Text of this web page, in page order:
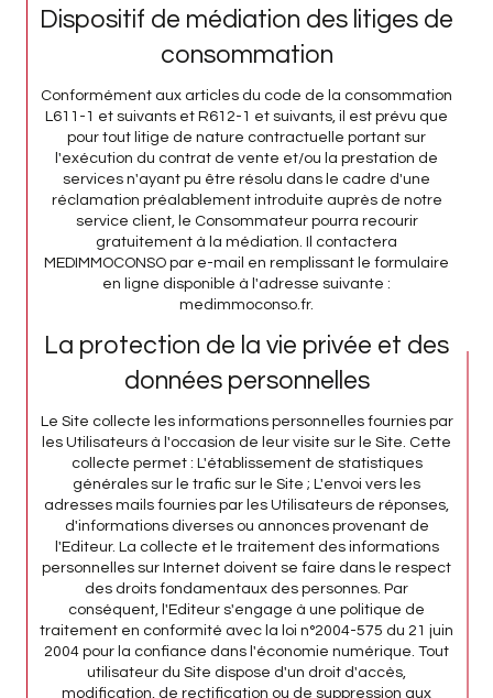
Dispositif de médiation des litiges de
consommation
Conformément aux articles du code de la consommation
L611-1 et suivants et R612-1 et suivants, il est prévu que
pour tout litige de nature contractuelle portant sur
l'exécution du contrat de vente et/ou la prestation de
services n'ayant pu être résolu dans le cadre d'une
réclamation préalablement introduite auprès de notre
service client, le Consommateur pourra recourir
gratuitement à la médiation. Il contactera
MEDIMMOCONSO par e-mail en remplissant le formulaire
en ligne disponible à l'adresse suivante :
medimmoconso.fr.
La protection de la vie privée et des
données personnelles
Le Site collecte les informations personnelles fournies par
les Utilisateurs à l'occasion de leur visite sur le Site. Cette
collecte permet : L'établissement de statistiques
générales sur le trafic sur le Site ; L'envoi vers les
adresses mails fournies par les Utilisateurs de réponses,
d'informations diverses ou annonces provenant de
l'Editeur. La collecte et le traitement des informations
personnelles sur Internet doivent se faire dans le respect
des droits fondamentaux des personnes. Par
conséquent, l'Editeur s'engage à une politique de
traitement en conformité avec la loi n°2004-575 du 21 juin
2004 pour la confiance dans l'économie numérique. Tout
utilisateur du Site dispose d'un droit d'accès,
modification, de rectification ou de suppression aux